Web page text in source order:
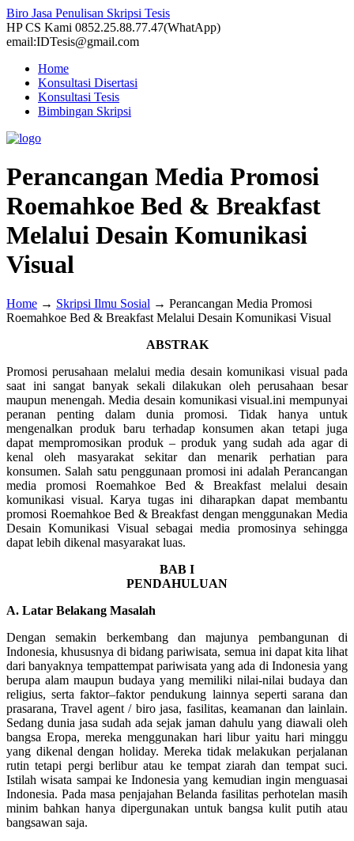
Biro Jasa Penulisan Skripsi Tesis
HP CS Kami 0852.25.88.77.47(WhatApp)
email:IDTesis@gmail.com
Home
Konsultasi Disertasi
Konsultasi Tesis
Bimbingan Skripsi
Perancangan Media Promosi
Roemahkoe Bed & Breakfast
Melalui Desain Komunikasi
Visual
Home → Skripsi Ilmu Sosial → Perancangan Media Promosi
Roemahkoe Bed & Breakfast Melalui Desain Komunikasi Visual
ABSTRAK
Promosi perusahaan melalui media desain komunikasi visual pada
saat ini sangat banyak sekali dilakukan oleh perusahaan besar
maupun menengah. Media desain komunikasi visual.ini mempunyai
peranan penting dalam dunia promosi. Tidak hanya untuk
mengenalkan produk baru terhadap konsumen akan tetapi juga
dapat mempromosikan produk – produk yang sudah ada agar di
kenal oleh masyarakat sekitar dan menarik perhatian para
konsumen. Salah satu penggunaan promosi ini adalah Perancangan
media promosi Roemahkoe Bed & Breakfast melalui desain
komunikasi visual. Karya tugas ini diharapkan dapat membantu
promosi Roemahkoe Bed & Breakfast dengan menggunakan Media
Desain Komunikasi Visual sebagai media promosinya sehingga
dapat lebih dikenal masyarakat luas.
BAB I
PENDAHULUAN
A. Latar Belakang Masalah
Dengan semakin berkembang dan majunya pembangunan di
Indonesia, khususnya di bidang pariwisata, semua ini dapat kita lihat
dari banyaknya tempattempat pariwisata yang ada di Indonesia yang
berupa alam maupun budaya yang memiliki nilai-nilai budaya dan
religius, serta faktor–faktor pendukung lainnya seperti sarana dan
prasarana, Travel agent / biro jasa, fasilitas, keamanan dan lainlain.
Sedang dunia jasa sudah ada sejak jaman dahulu yang diawali oleh
bangsa Eropa, mereka menggunakan hari libur yaitu hari minggu
yang dikenal dengan holiday. Mereka tidak melakukan perjalanan
rutin tetapi pergi berlibur atau ke tempat ziarah dan tempat suci.
Istilah wisata sampai ke Indonesia yang kemudian ingin menguasai
Indonesia. Pada masa penjajahan Belanda fasilitas perhotelan masih
minim bahkan hanya dipergunakan untuk bangsa kulit putih atau
bangsawan saja.